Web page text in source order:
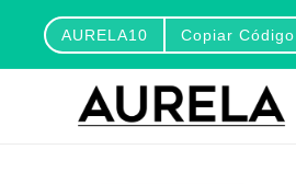
AURELA10 Copiar Código